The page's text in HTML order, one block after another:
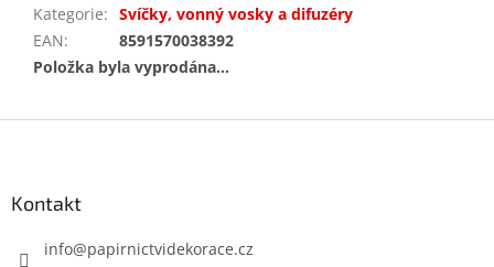
Kategorie: Svíčky, vonný vosky a difuzéry
EAN:
8591570038392
Položka byla vyprodána…
Kontakt
info@papirnictvidekorace.cz